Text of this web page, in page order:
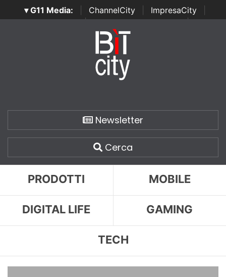
▾ G11 Media: ChannelCity ImpresaCity
SecurityOpenLab | Italian Channel Awards | Italian
Italian Security Awards
Newsletter
Cerca
PRODOTTI MOBILE
DIGITAL LIFE GAMING
TECH